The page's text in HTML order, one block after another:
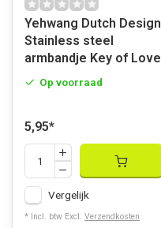
Yehwang Dutch Design
Stainless steel
armbandje Key of Love
Op voorraad
5,95*
Vergelijk
* Incl. btw Excl. Verzendkosten